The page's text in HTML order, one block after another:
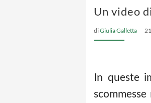
Un video
diGiulia Galletta
In queste